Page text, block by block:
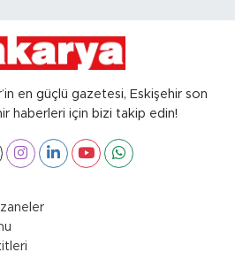
en güçlü gazetesi, Eskişehir son
haberleri için bizi takip edin!